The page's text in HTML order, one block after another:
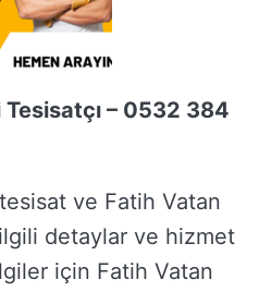
– 0532 384
ve Fatih Vatan
detaylar ve hizmet
için Fatih Vatan